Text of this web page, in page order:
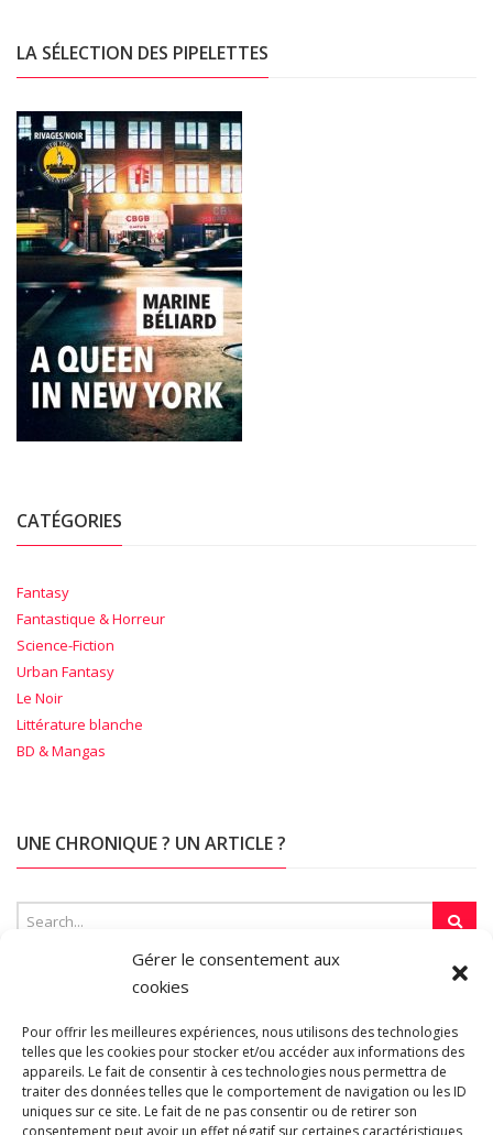
Gérer le consentement aux
cookies
Pour offrir les meilleures expériences, nous utilisons des technologies
telles que les cookies pour stocker et/ou accéder aux informations des
appareils. Le fait de consentir à ces technologies nous permettra de
traiter des données telles que le comportement de navigation ou les ID
uniques sur ce site. Le fait de ne pas consentir ou de retirer son
consentement peut avoir un effet négatif sur certaines caractéristiques
LA SÉLECTION DES PIPELETTES
CATÉGORIES
Fantasy
Fantastique & Horreur
Science-Fiction
Urban Fantasy
Le Noir
Littérature blanche
BD & Mangas
UNE CHRONIQUE ? UN ARTICLE ?
SUR LA TOILE…
Blogroll